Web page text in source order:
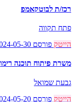
רכז/ת לבוטקאמפ
פתח תקווה
הייטק פורסם 2024-05-30 12:24:57
משרת פיתוח תוכנה
גבעת שמואל
הייטק פורסם 2024-05-20 15:02:10